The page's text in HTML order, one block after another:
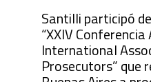
Santilli participó
“XXIV
International
Prosecutors” que